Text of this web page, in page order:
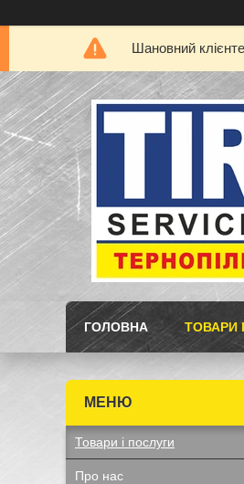
Шановний
ГОЛОВНА ТОВАРИ
Товари і послуги
Про нас